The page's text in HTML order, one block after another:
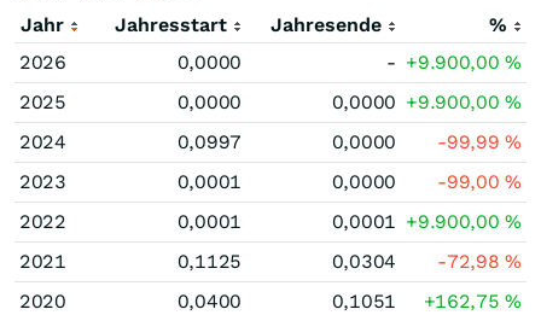
Jahr Jahresstart Jahresende
%
2026
0,0000 - +9.900,00%
2025
0,0000 0,0000 +9.900,00%
2024
0,0997 0,0000 -99,99%
2023
0,0001 0,0000 -99,00%
2022
0,0001 0,0001 +9.900,00%
2021
0,1125 0,0304 -72,98%
2020
0,0400 0,1051 +162,75%